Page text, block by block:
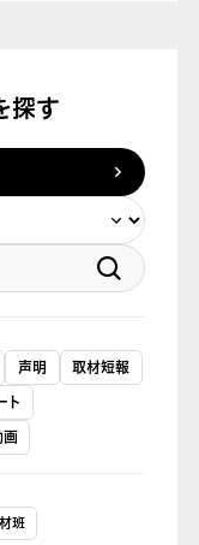
探す
声明
取材短報
ト
画
班